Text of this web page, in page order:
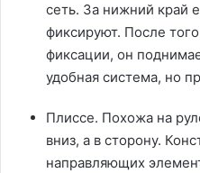
сеть. За нижний край
фиксируют. После
фиксации, он
удобная система, но
Плиссе. Похожа на
вниз, а в сторону.
направляющих